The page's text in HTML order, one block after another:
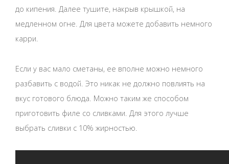
до кипения. Далее тушите, накрыв крышкой, на
медленном огне. Для цвета можете добавить немного
карри.
Если у вас мало сметаны, ее вполне можно немного
разбавить с водой. Это никак не должно повлиять на
вкус готового блюда. Можно таким же способом
приготовить филе со сливками. Для этого лучше
выбрать сливки с 10% жирностью.